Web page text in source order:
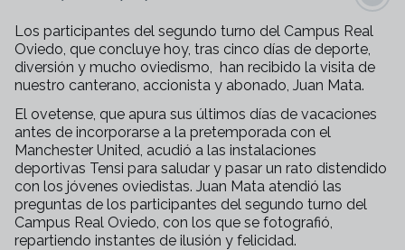
Los participantes del segundo turno del Campus Real
Oviedo, que concluye hoy, tras cinco días de deporte,
diversión y mucho oviedismo, han recibido la visita de
nuestro canterano, accionista y abonado, Juan Mata.
El ovetense, que apura sus últimos días de vacaciones
antes de incorporarse a la pretemporada con el
Manchester United, acudió a las instalaciones
deportivas Tensi para saludar y pasar un rato distendido
con los jóvenes oviedistas. Juan Mata atendió las
preguntas de los participantes del segundo turno del
Campus Real Oviedo, con los que se fotografió,
repartiendo instantes de ilusión y felicidad.